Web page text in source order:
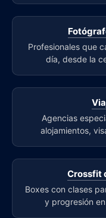
Profesionales que
día, desde la
Agencias
alojamientos,
Crossfit
Boxes con clases
y progresión